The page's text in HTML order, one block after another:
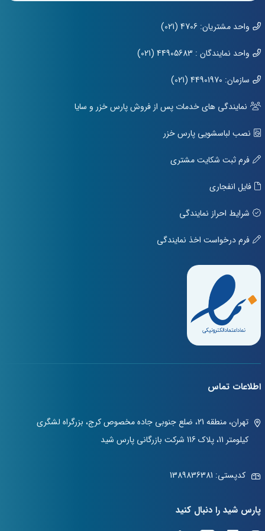
واحد مشتریان: 4706 (021)
واحد نمایندگان : 44905683 (021)
سازمان: 44901970 (021)
نمایندگی های خدمات پس از فروش پارس خزر و سایا
نصب لباسشویی پارس خزر
فرم ثبت شکایت مشتری
فایل انفجاری
شرایط احراز نمایندگی
فرم درخواست اخذ نمایندگی
اطلاعات تماس
تهران، منطقه 21، ضلع جنوبی جاده مخصوص کرج، بزرگراه لشگری
کیلومتر 11، پلاک 116 شرکت بازرگانی پارس شید
کدپستی: 1389836381
پارس شید را دنبال کنید